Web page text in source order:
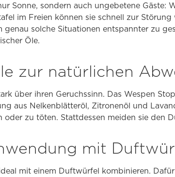
Sonne, sondern auch ungebetene Gäste:
im Freien können sie schnell zur Störung
solche Situationen entspannter zu
Öle.
zur natürlichen
über ihren Geruchssinn. Das Wespen
aus Nelkenblätteröl, Zitronenöl und
oder zu töten. Stattdessen meiden sie den
mit
mit einem Duftwürfel kombinieren.